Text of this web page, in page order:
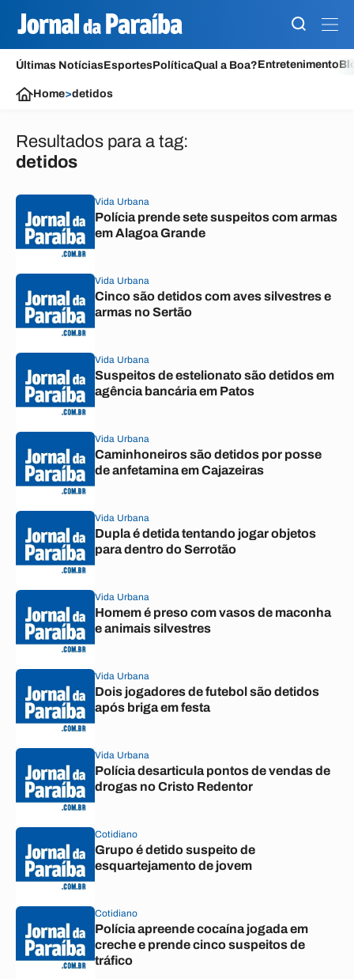
Últimas NotíciasEsportesPolíticaQual a Boa?Entretenimento
Home>detidos
Resultados para a tag:
detidos
Vida Urbana
Polícia prende sete suspeitos com armas
em Alagoa Grande
Vida Urbana
Cinco são detidos com aves silvestres e
armas no Sertão
Vida Urbana
Suspeitos de estelionato são detidos em
agência bancária em Patos
Vida Urbana
Caminhoneiros são detidos por posse
de anfetamina em Cajazeiras
Vida Urbana
Dupla é detida tentando jogar objetos
para dentro do Serrotão
Vida Urbana
Homem é preso com vasos de maconha
e animais silvestres
Vida Urbana
Dois jogadores de futebol são detidos
após briga em festa
Vida Urbana
Polícia desarticula pontos de vendas de
drogas no Cristo Redentor
Cotidiano
Grupo é detido suspeito de
esquartejamento de jovem
Cotidiano
Polícia apreende cocaína jogada em
creche e prende cinco suspeitos de
tráfico